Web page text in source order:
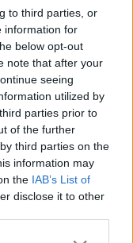
to third parties, or
information for
below opt-out
note that after your
seeing
utilized by
parties prior to
of the further
third parties on the
information may
the IAB’s List of
disclose it to other
(UE)
58, B-2870